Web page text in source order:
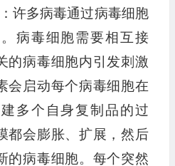
许多病毒通过病毒细胞
病毒细胞需要相互接
的病毒细胞内引发刺激
会启动每个病毒细胞在
多个自身复制品的过
都会膨胀、扩展，然后
的病毒细胞。每个突然